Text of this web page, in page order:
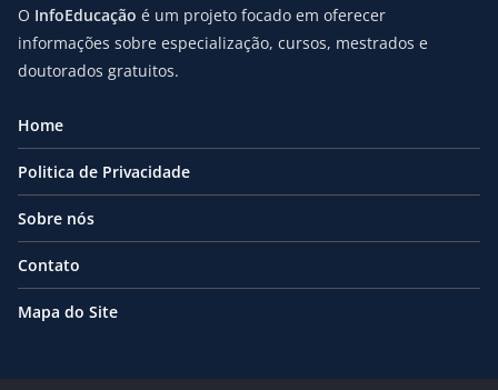
O InfoEducação é um projeto focado em oferecer
informações sobre especialização, cursos, mestrados e
doutorados gratuitos.
Home
Politica de Privacidade
Sobre nós
Contato
Mapa do Site